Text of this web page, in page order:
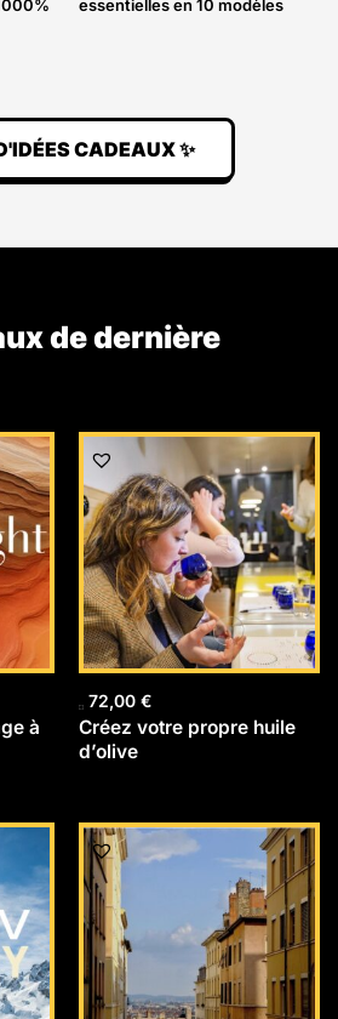
essentielles en 10 modèles
CADEAUX ✨
de dernière
à
72,00 €
Créez votre propre huile
d’olive